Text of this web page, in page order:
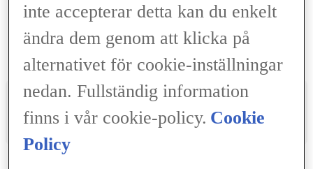
Se videor och användarguider
inte accepterar detta kan du enkelt
ändra dem genom att klicka på
alternativet för cookie-inställningar
nedan. Fullständig information
finns i vår cookie-policy. Cookie
Policy